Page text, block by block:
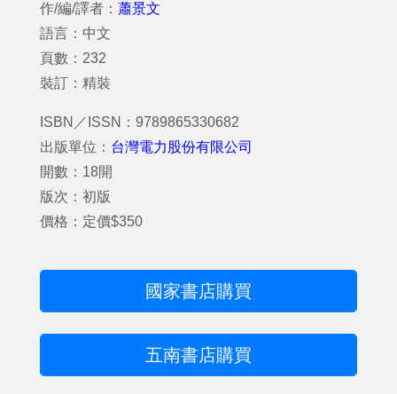
作/編/譯者： 蕭景文
語言：中文
頁數：232
裝訂：精裝
ISBN／ISSN：9789865330682
出版單位： 台灣電力股份有限公司
開數：18開
版次：初版
價格：定價$350
國家書店購買
五南書店購買